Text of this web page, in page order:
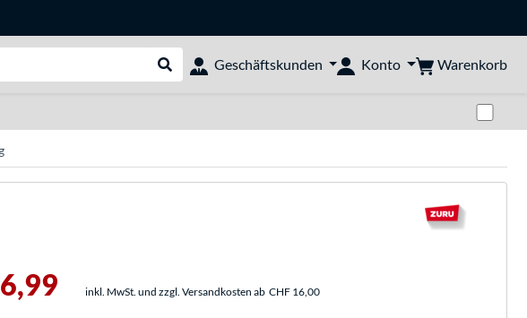
Suche durchführen
Geschäftskunden Konto Warenkorb
inkl. MwSt. und zzgl. Versandkosten ab CHF 16,00